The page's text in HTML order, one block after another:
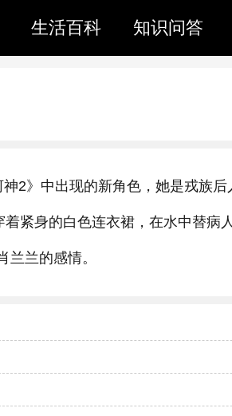
生活百科 知识问答
2》中出现的新角色，她是戎族
紧身的白色连衣裙，在水中替病
兰的感情。